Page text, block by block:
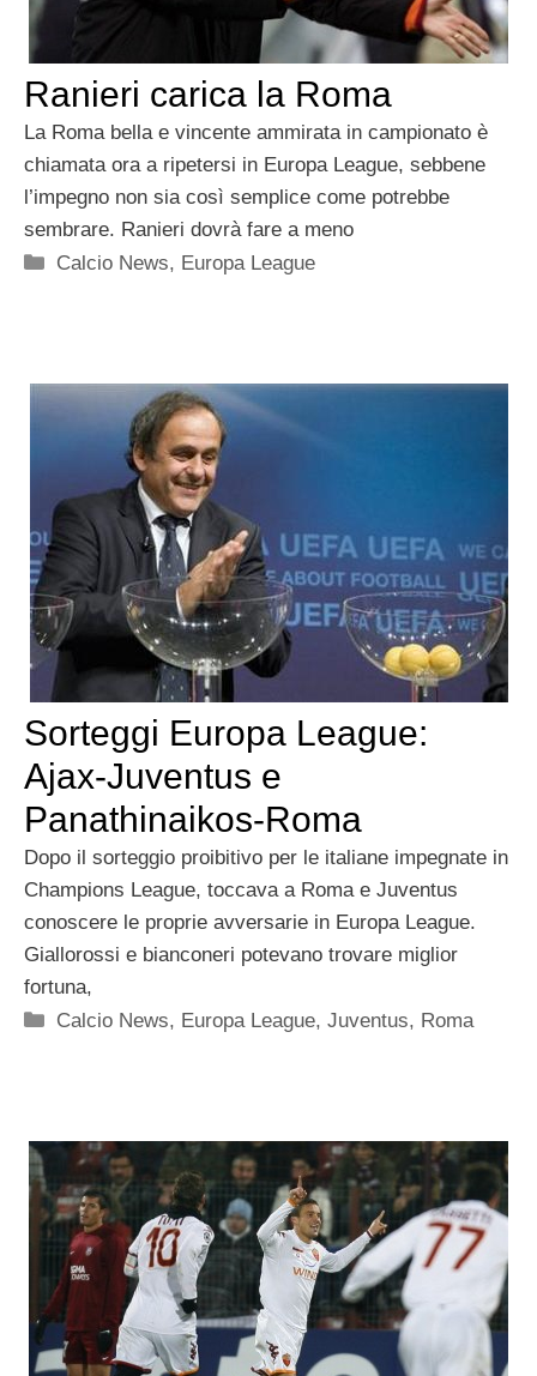
Ranieri carica la Roma
La Roma bella e vincente ammirata in campionato è
chiamata ora a ripetersi in Europa League, sebbene
l’impegno non sia così semplice come potrebbe
sembrare. Ranieri dovrà fare a meno
Categorie
Calcio News, Europa League
Sorteggi Europa League:
Ajax-Juventus e
Panathinaikos-Roma
Dopo il sorteggio proibitivo per le italiane impegnate in
Champions League, toccava a Roma e Juventus
conoscere le proprie avversarie in Europa League.
Giallorossi e bianconeri potevano trovare miglior
fortuna,
Categorie
Calcio News, Europa League,Juventus, Roma